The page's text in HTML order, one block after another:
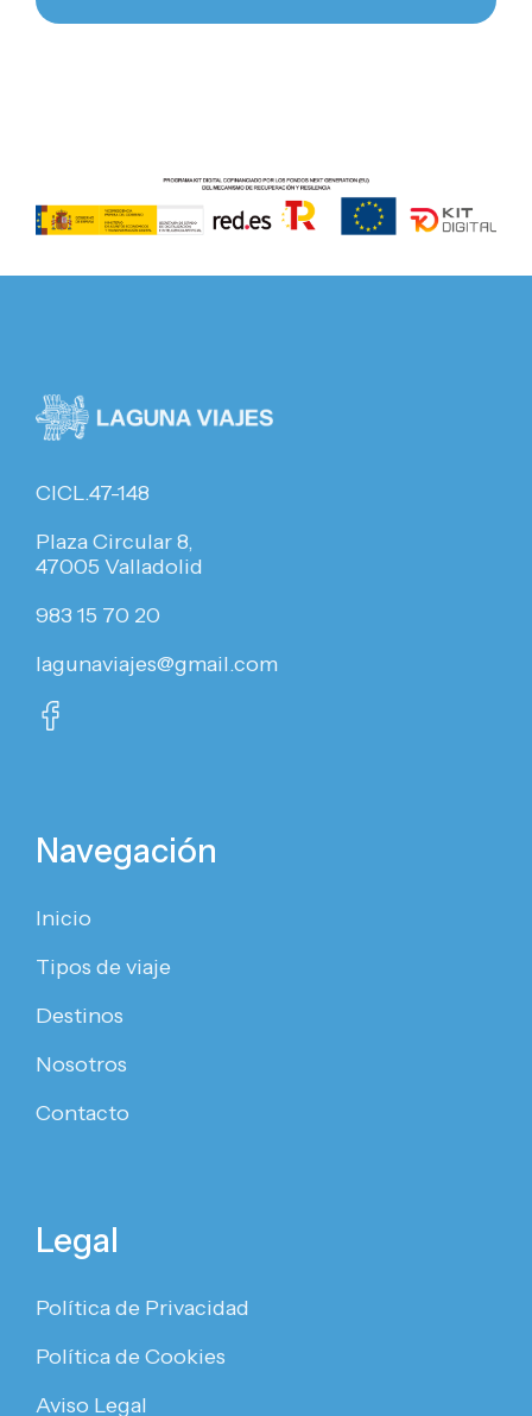
CICL.47-148
Plaza Circular 8,
47005 Valladolid
983 15 70 20
lagunaviajes@gmail.com
Navegación
Inicio
Tipos de viaje
Destinos
Nosotros
Contacto
Legal
Política de Privacidad
Política de Cookies
Aviso Legal